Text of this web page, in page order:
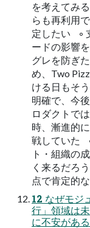
を考えてみ
らも再利用
定したい ◦
ードの影響
グレを防ぎ
め、Two
ける日もそ
明確で、今
ロダクトで
時、漸進的
戦していた
ト・組織の
く来るだろ
点で肯定的
12 なぜモジ
行」領域は
に不安があ